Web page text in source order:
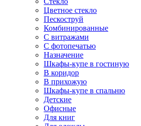
Цветное стекло
Пескоструй
Комбинированные
С витражами
С фотопечатью
Назначение
Шкафы-купе в гостиную
В коридор
В прихожую
Шкафы-купе в спальню
Детские
Офисные
Для книг